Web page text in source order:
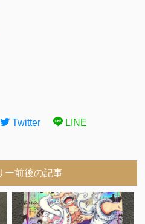
Twitter LINE
ー前後の記事